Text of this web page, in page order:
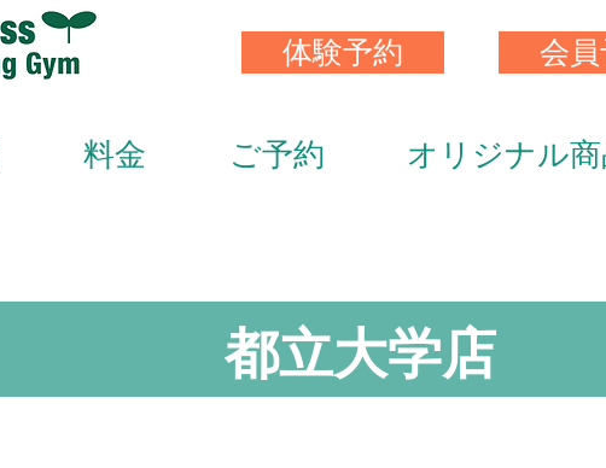
体験予約 会
料金 ご予約 オリジナル商
​都立大学店